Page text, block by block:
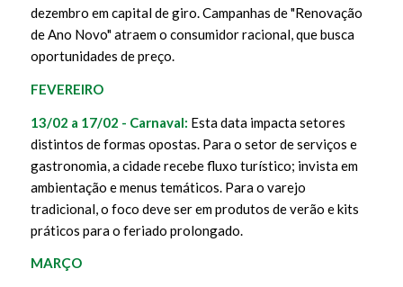
dezembro em capital de giro. Campanhas de "Renovação
de Ano Novo" atraem o consumidor racional, que busca
oportunidades de preço.
FEVEREIRO
13/02 a 17/02 - Carnaval: Esta data impacta setores
distintos de formas opostas. Para o setor de serviços e
gastronomia, a cidade recebe fluxo turístico; invista em
ambientação e menus temáticos. Para o varejo
tradicional, o foco deve ser em produtos de verão e kits
práticos para o feriado prolongado.
MARÇO